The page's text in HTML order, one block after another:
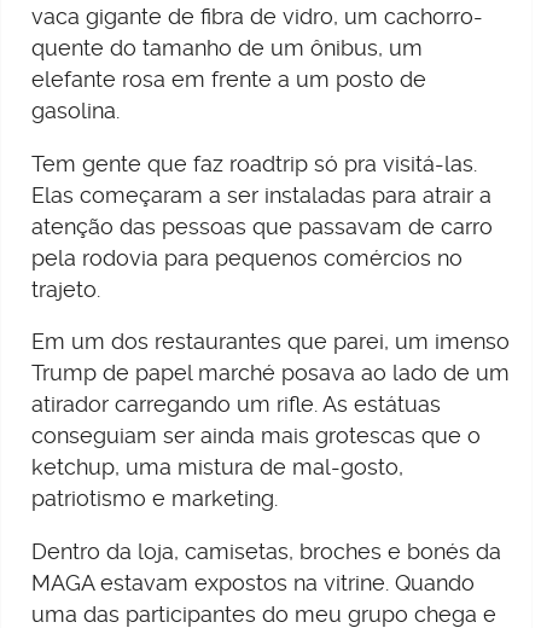
vaca gigante de fibra de vidro, um cachorro-
quente do tamanho de um ônibus, um
elefante rosa em frente a um posto de
gasolina.
Tem gente que faz roadtrip só pra visitá-las.
Elas começaram a ser instaladas para atrair a
atenção das pessoas que passavam de carro
pela rodovia para pequenos comércios no
trajeto.
Em um dos restaurantes que parei, um imenso
Trump de papel marché posava ao lado de um
atirador carregando um rifle. As estátuas
conseguiam ser ainda mais grotescas que o
ketchup, uma mistura de mal-gosto,
patriotismo e marketing.
Dentro da loja, camisetas, broches e bonés da
MAGA estavam expostos na vitrine. Quando
uma das participantes do meu grupo chega e